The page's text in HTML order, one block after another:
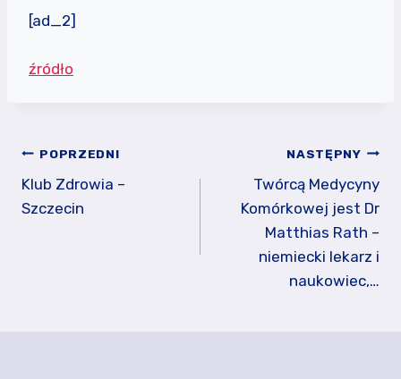
[ad_2]
źródło
Nawigacja
wpisu
POPRZEDNI
Klub Zdrowia –
Szczecin
NASTĘPNY
Twórcą Medycyny
Komórkowej jest Dr
Matthias Rath –
niemiecki lekarz i
naukowiec,…